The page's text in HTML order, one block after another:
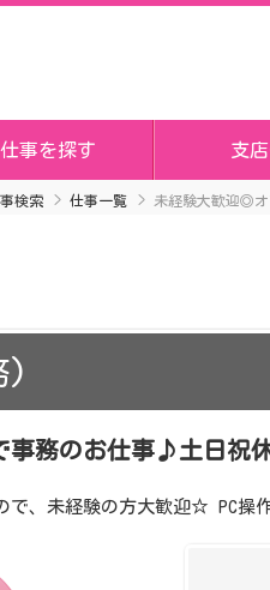
事を探す 支
検索 仕事一覧 未経験大歓迎◎
)
事務のお仕事♪土日祝
で、未経験の方大歓迎☆ PC操